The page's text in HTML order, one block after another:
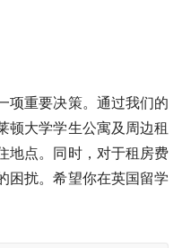
项重要决策。通过我们的
顿大学学生公寓及周边租
地点。同时，对于租房费
困扰。希望你在英国留学